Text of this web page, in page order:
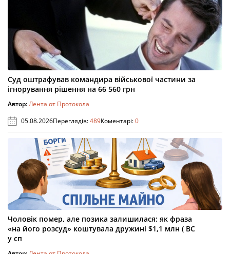
Суд оштрафував командира військової частини за
ігнорування рішення на 66 560 грн
Автор:Лента от Протокола
05.08.2026Переглядів:489Коментарі:0
Чоловік помер, але позика залишилася: як фраза
«на його розсуд» коштувала дружині $1,1 млн ( ВС
у сп